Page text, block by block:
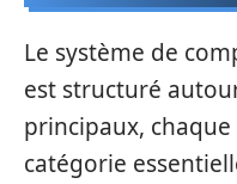
Le système de
est structuré
principaux,
catégorie